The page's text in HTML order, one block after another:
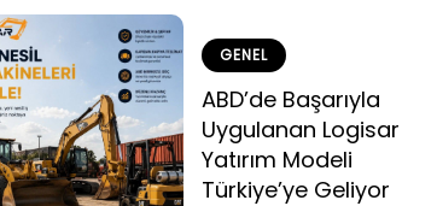
GENEL
ABD’de Başarıyla
Uygulanan Logisar
Yatırım Modeli
Türkiye’ye Geliyor